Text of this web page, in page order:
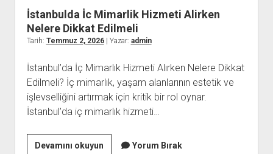
İstanbulda İc Mimarlik Hizmeti Alirken
Nelere Dikkat Edilmeli
Tarih: Temmuz 2, 2026| Yazar: admin
İstanbul’da İç Mimarlık Hizmeti Alırken Nelere Dikkat
Edilmeli? İç mimarlık, yaşam alanlarının estetik ve
işlevselliğini artırmak için kritik bir rol oynar.
İstanbul’da iç mimarlık hizmeti…
Devamını okuyunİstanbuldaYorum Bırak